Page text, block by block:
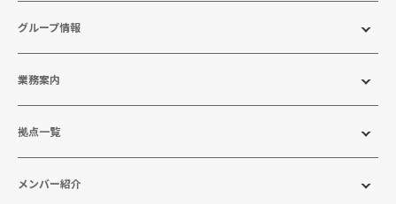
グループ情報
業務案内
拠点一覧
メンバー紹介